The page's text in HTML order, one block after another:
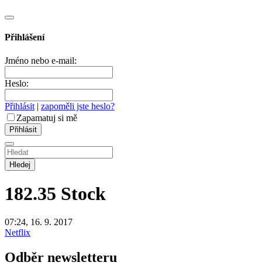
Přihlášení
Jméno nebo e-mail:
Heslo:
Přihlásit | zapoměli jste heslo?
Zapamatuj si mě
Hledej
182.35 Stock
07:24, 16. 9. 2017
Netflix
Odběr newsletteru